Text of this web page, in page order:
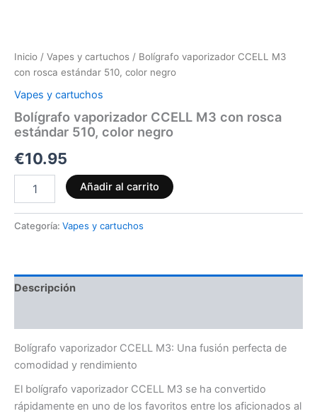
Inicio / Vapes y cartuchos / Bolígrafo vaporizador CCELL M3
con rosca estándar 510, color negro
Vapes y cartuchos
Bolígrafo vaporizador CCELL M3 con rosca
estándar 510, color negro
€10.95
Añadir al carrito
Categoría: Vapes y cartuchos
Descripción
Bolígrafo vaporizador CCELL M3: Una fusión perfecta de
comodidad y rendimiento
El bolígrafo vaporizador CCELL M3 se ha convertido
rápidamente en uno de los favoritos entre los aficionados al